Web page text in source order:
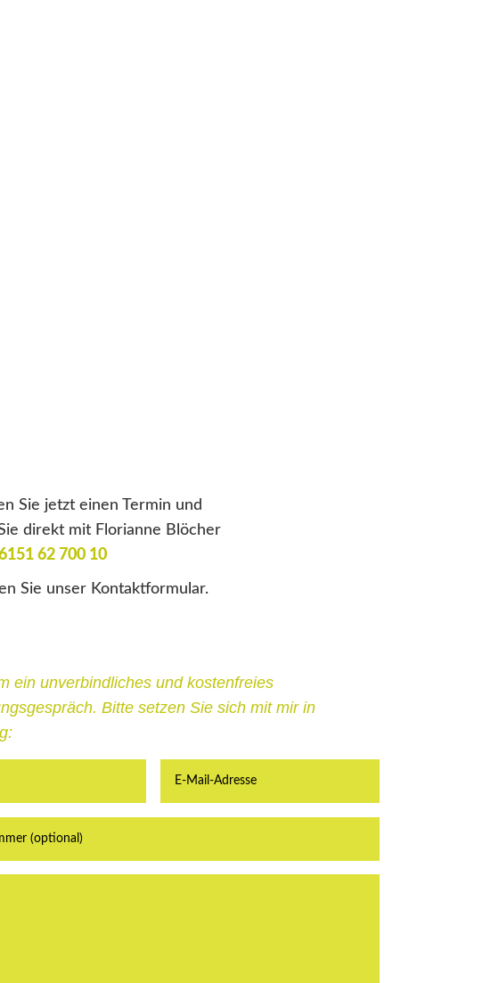
Sie jetzt einen Termin und
direkt mit Florianne Blöcher
62 700 10
Sie unser Kontaktformular.
ein unverbindliches und kostenfreies
Bitte setzen Sie sich mit mir in